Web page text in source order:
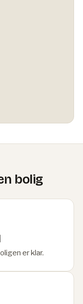
bolig
er klar.